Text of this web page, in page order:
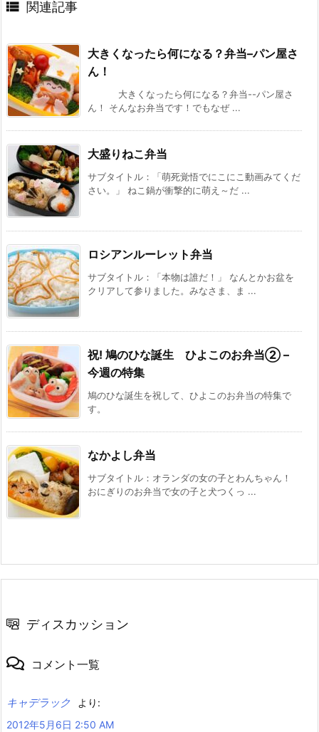
 関連記事
大きくなったら何になる？弁当–パン屋さ
ん！
大きくなったら何になる？弁当--パン屋さ
ん！ そんなお弁当です！でもなぜ ...
大盛りねこ弁当
サブタイトル：「萌死覚悟でにこにこ動画みてくだ
さい。」 ねこ鍋が衝撃的に萌え～だ ...
ロシアンルーレット弁当
サブタイトル：「本物は誰だ！」 なんとかお盆を
クリアして参りました。みなさま、ま ...
祝! 鳩のひな誕生 ひよこのお弁当② –
今週の特集
鳩のひな誕生を祝して、ひよこのお弁当の特集で
す。
なかよし弁当
サブタイトル：オランダの女の子とわんちゃん！
おにぎりのお弁当で女の子と犬つくっ ...
ディスカッション
コメント一覧
キャデラック
より:
2012年5月6日 2:50 AM